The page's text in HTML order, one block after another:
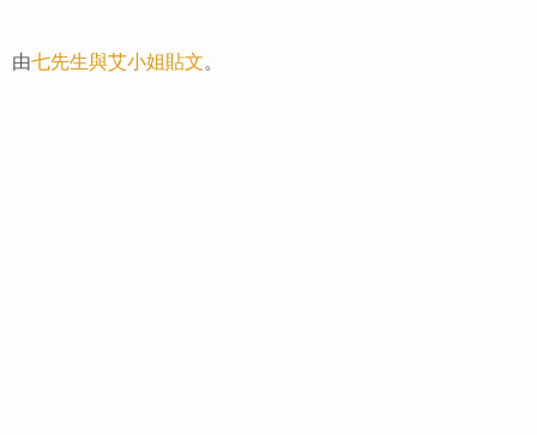
由七先生與艾小姐貼文。